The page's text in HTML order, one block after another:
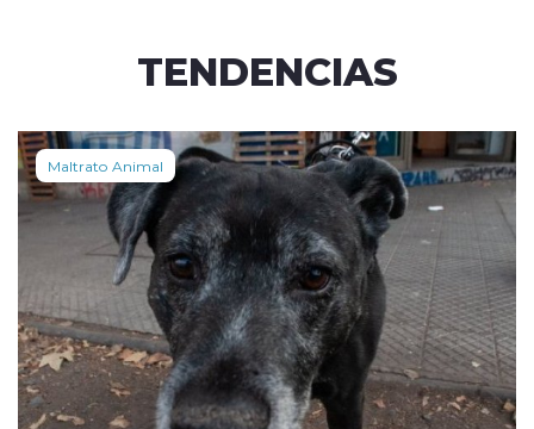
TENDENCIAS
Maltrato Animal